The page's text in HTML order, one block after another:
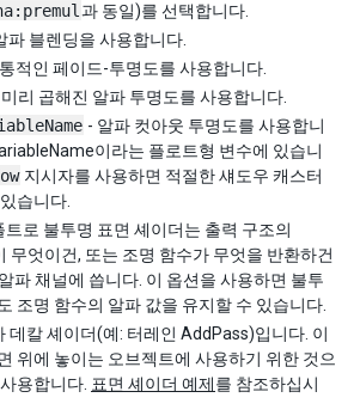
과 동일)를 선택합니다.
파 블렌딩을 사용합니다.
적인 페이드-투명도를 사용합니다.
리 곱해진 알파 투명도를 사용합니다.
- 알파 컷아웃 투명도를 사용합니
이라는 플로트형 변수에 있습니
지시자를 사용하면 적절한 섀도우 캐스터
습니다.
트로 불투명 표면 셰이더는 출력 구조의
무엇이건, 또는 조명 함수가 무엇을 반환하건
파 채널에 씁니다. 이 옵션을 사용하면 불투
조명 함수의 알파 값을 유지할 수 있습니다.
데칼 셰이더(예: 터레인 AddPass)입니다. 이
위에 놓이는 오브젝트에 사용하기 위한 것으
용합니다. 표면 셰이더 예제를 참조하십시